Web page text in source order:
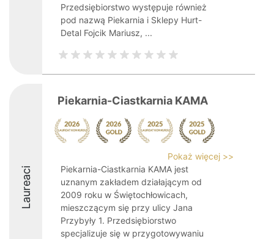
Przedsiębiorstwo występuje również
pod nazwą Piekarnia i Sklepy Hurt-
Detal Fojcik Mariusz, ...
Laureaci
Piekarnia-Ciastkarnia KAMA
Pokaż więcej >>
Piekarnia-Ciastkarnia KAMA jest
uznanym zakładem działającym od
2009 roku w Świętochłowicach,
mieszczącym się przy ulicy Jana
Przybyły 1. Przedsiębiorstwo
specjalizuje się w przygotowywaniu